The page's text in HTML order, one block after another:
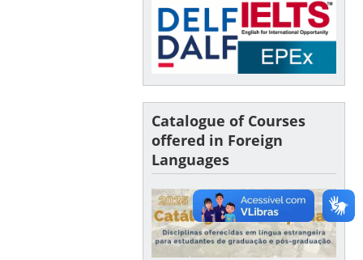
Catalogue of Courses
offered in Foreign
Languages